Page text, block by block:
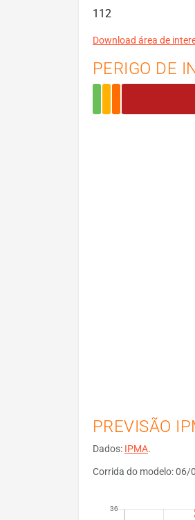
112
Download área de
PERIGO DE
PREVISÃO
Dados: IPMA.
Corrida do modelo: